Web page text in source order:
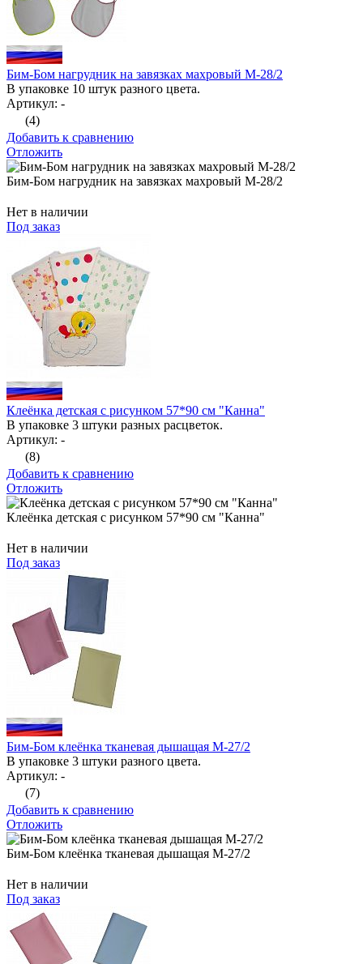
Бим-Бом нагрудник на завязках махровый М-28/2
В упаковке 10 штук разного цвета.
Артикул: -
(4)
Добавить к сравнению
Отложить
Бим-Бом нагрудник на завязках махровый М-28/2
Нет в наличии
Под заказ
Клеёнка детская с рисунком 57*90 см "Канна"
В упаковке 3 штуки разных расцветок.
Артикул: -
(8)
Добавить к сравнению
Отложить
Клеёнка детская с рисунком 57*90 см "Канна"
Нет в наличии
Под заказ
Бим-Бом клеёнка тканевая дышащая М-27/2
В упаковке 3 штуки разного цвета.
Артикул: -
(7)
Добавить к сравнению
Отложить
Бим-Бом клеёнка тканевая дышащая М-27/2
Нет в наличии
Под заказ